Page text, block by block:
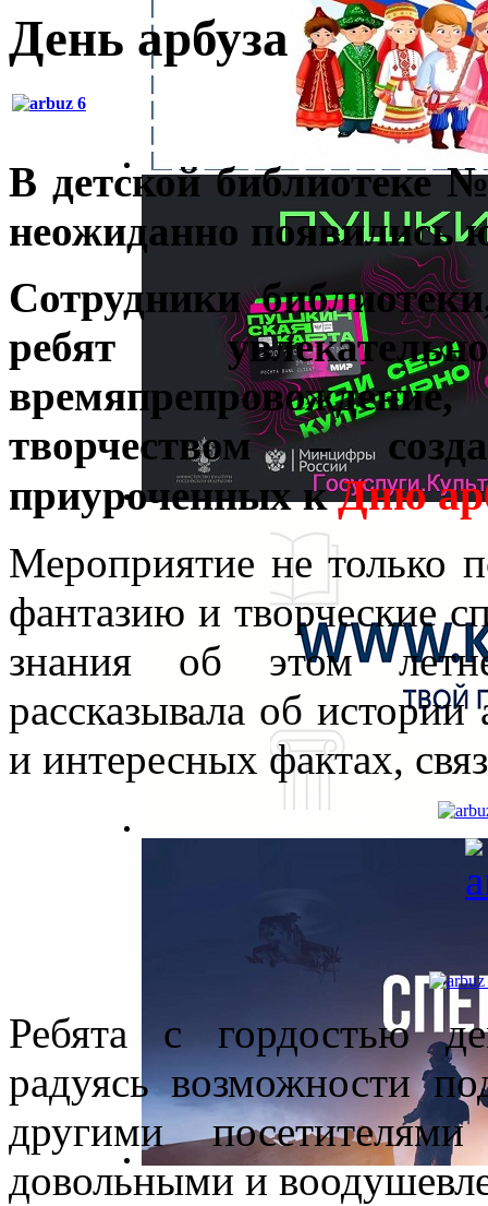
День арбуза
В детской библиотеке
неожиданно появились
Сотрудники
ребят
творчеством –
приуроченных кДню
Мероприятие не только
фантазию и творческие
знания об этом
рассказывала об истории
и интересных фактах,
Ребята с гордостью
радуясь возможности
другими
довольными и